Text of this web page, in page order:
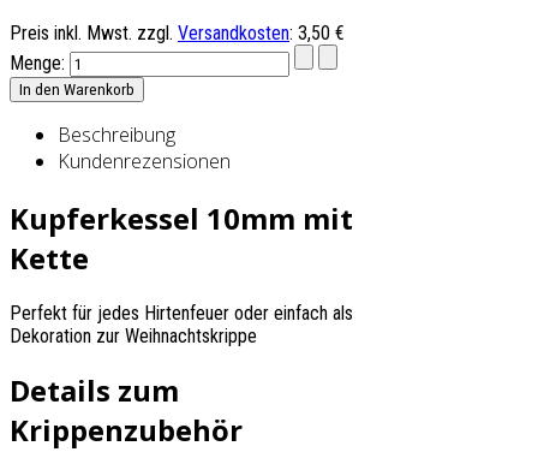
Preis inkl. Mwst. zzgl. Versandkosten: 3,50 €
Menge:
Beschreibung
Kundenrezensionen
Kupferkessel 10mm mit
Kette
Perfekt für jedes Hirtenfeuer oder einfach als
Dekoration zur Weihnachtskrippe
Details zum
Krippenzubehör